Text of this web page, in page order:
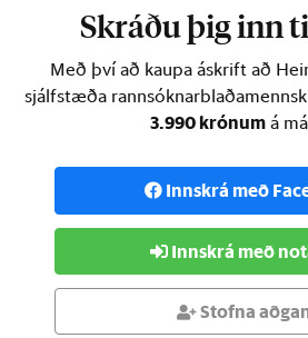
Skráðu þig inn
Með því að kaupa áskrift að
sjálfstæða
3.990 krónum á
Innskrá með
Innskrá með
Stofna